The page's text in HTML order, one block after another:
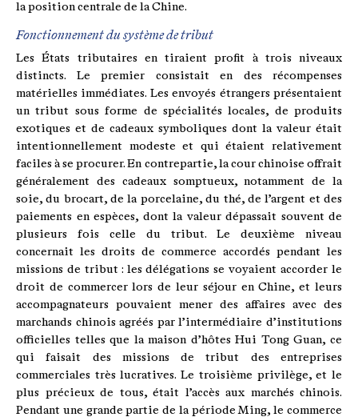
la position centrale de la Chine.
Fonctionnement du système de tribut
Les États tributaires en tiraient profit à trois niveaux
distincts. Le premier consistait en des récompenses
matérielles immédiates. Les envoyés étrangers présentaient
un tribut sous forme de spécialités locales, de produits
exotiques et de cadeaux symboliques dont la valeur était
intentionnellement modeste et qui étaient relativement
faciles à se procurer. En contrepartie, la cour chinoise offrait
généralement des cadeaux somptueux, notamment de la
soie, du brocart, de la porcelaine, du thé, de l’argent et des
paiements en espèces, dont la valeur dépassait souvent de
plusieurs fois celle du tribut. Le deuxième niveau
concernait les droits de commerce accordés pendant les
missions de tribut : les délégations se voyaient accorder le
droit de commercer lors de leur séjour en Chine, et leurs
accompagnateurs pouvaient mener des affaires avec des
marchands chinois agréés par l’intermédiaire d’institutions
officielles telles que la maison d’hôtes Hui Tong Guan, ce
qui faisait des missions de tribut des entreprises
commerciales très lucratives. Le troisième privilège, et le
plus précieux de tous, était l’accès aux marchés chinois.
Pendant une grande partie de la période Ming, le commerce